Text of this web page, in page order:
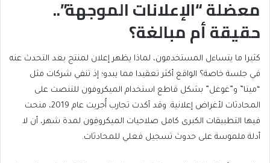
معضلة “الإعلانات الموجهة”..
حقيقة أم مبالغة؟
كثيرا ما يتساءل المستخدمون، لماذا يظهر إعلان لمنتج بعد التحدث عنه
في جلسة خاصة؟ الواقع أكثر تعقيدا مما يبدو؛ إذ تنفي شركات مثل
“ميتا” و”غوغل” بشكل قاطع استخدام الميكروفون للتنصت على
المحادثات لأغراض إعلانية. وقد أكدت تجارب أُجريت عام 2019، منحت
فيها التطبيقات الكبرى كامل صلاحيات الميكروفون لمدة شهر، أن لا
أدلة ملموسة على حدوث تسجيل فعلي للمحادثات.